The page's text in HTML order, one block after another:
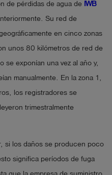
de pérdidas de agua de IWB
Su red de
en cinco zonas
unos 80 kilómetros de red de
exponían una vez al año y,
manualmente. En la zona 1,
los registradores se
trimestralmente
si los daños se producen poco
significa períodos de fuga